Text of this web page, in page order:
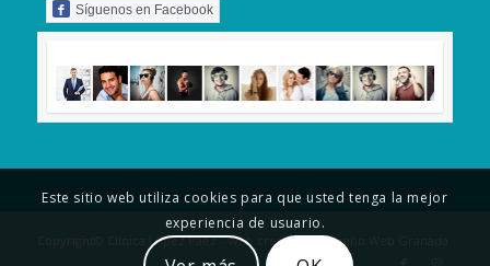
Síguenos en Facebook
Copyright© Clínica López Páez - Web creada porDiseño Web Granada
Este sitio web utiliza cookies para que usted tenga la mejor
experiencia de usuario.